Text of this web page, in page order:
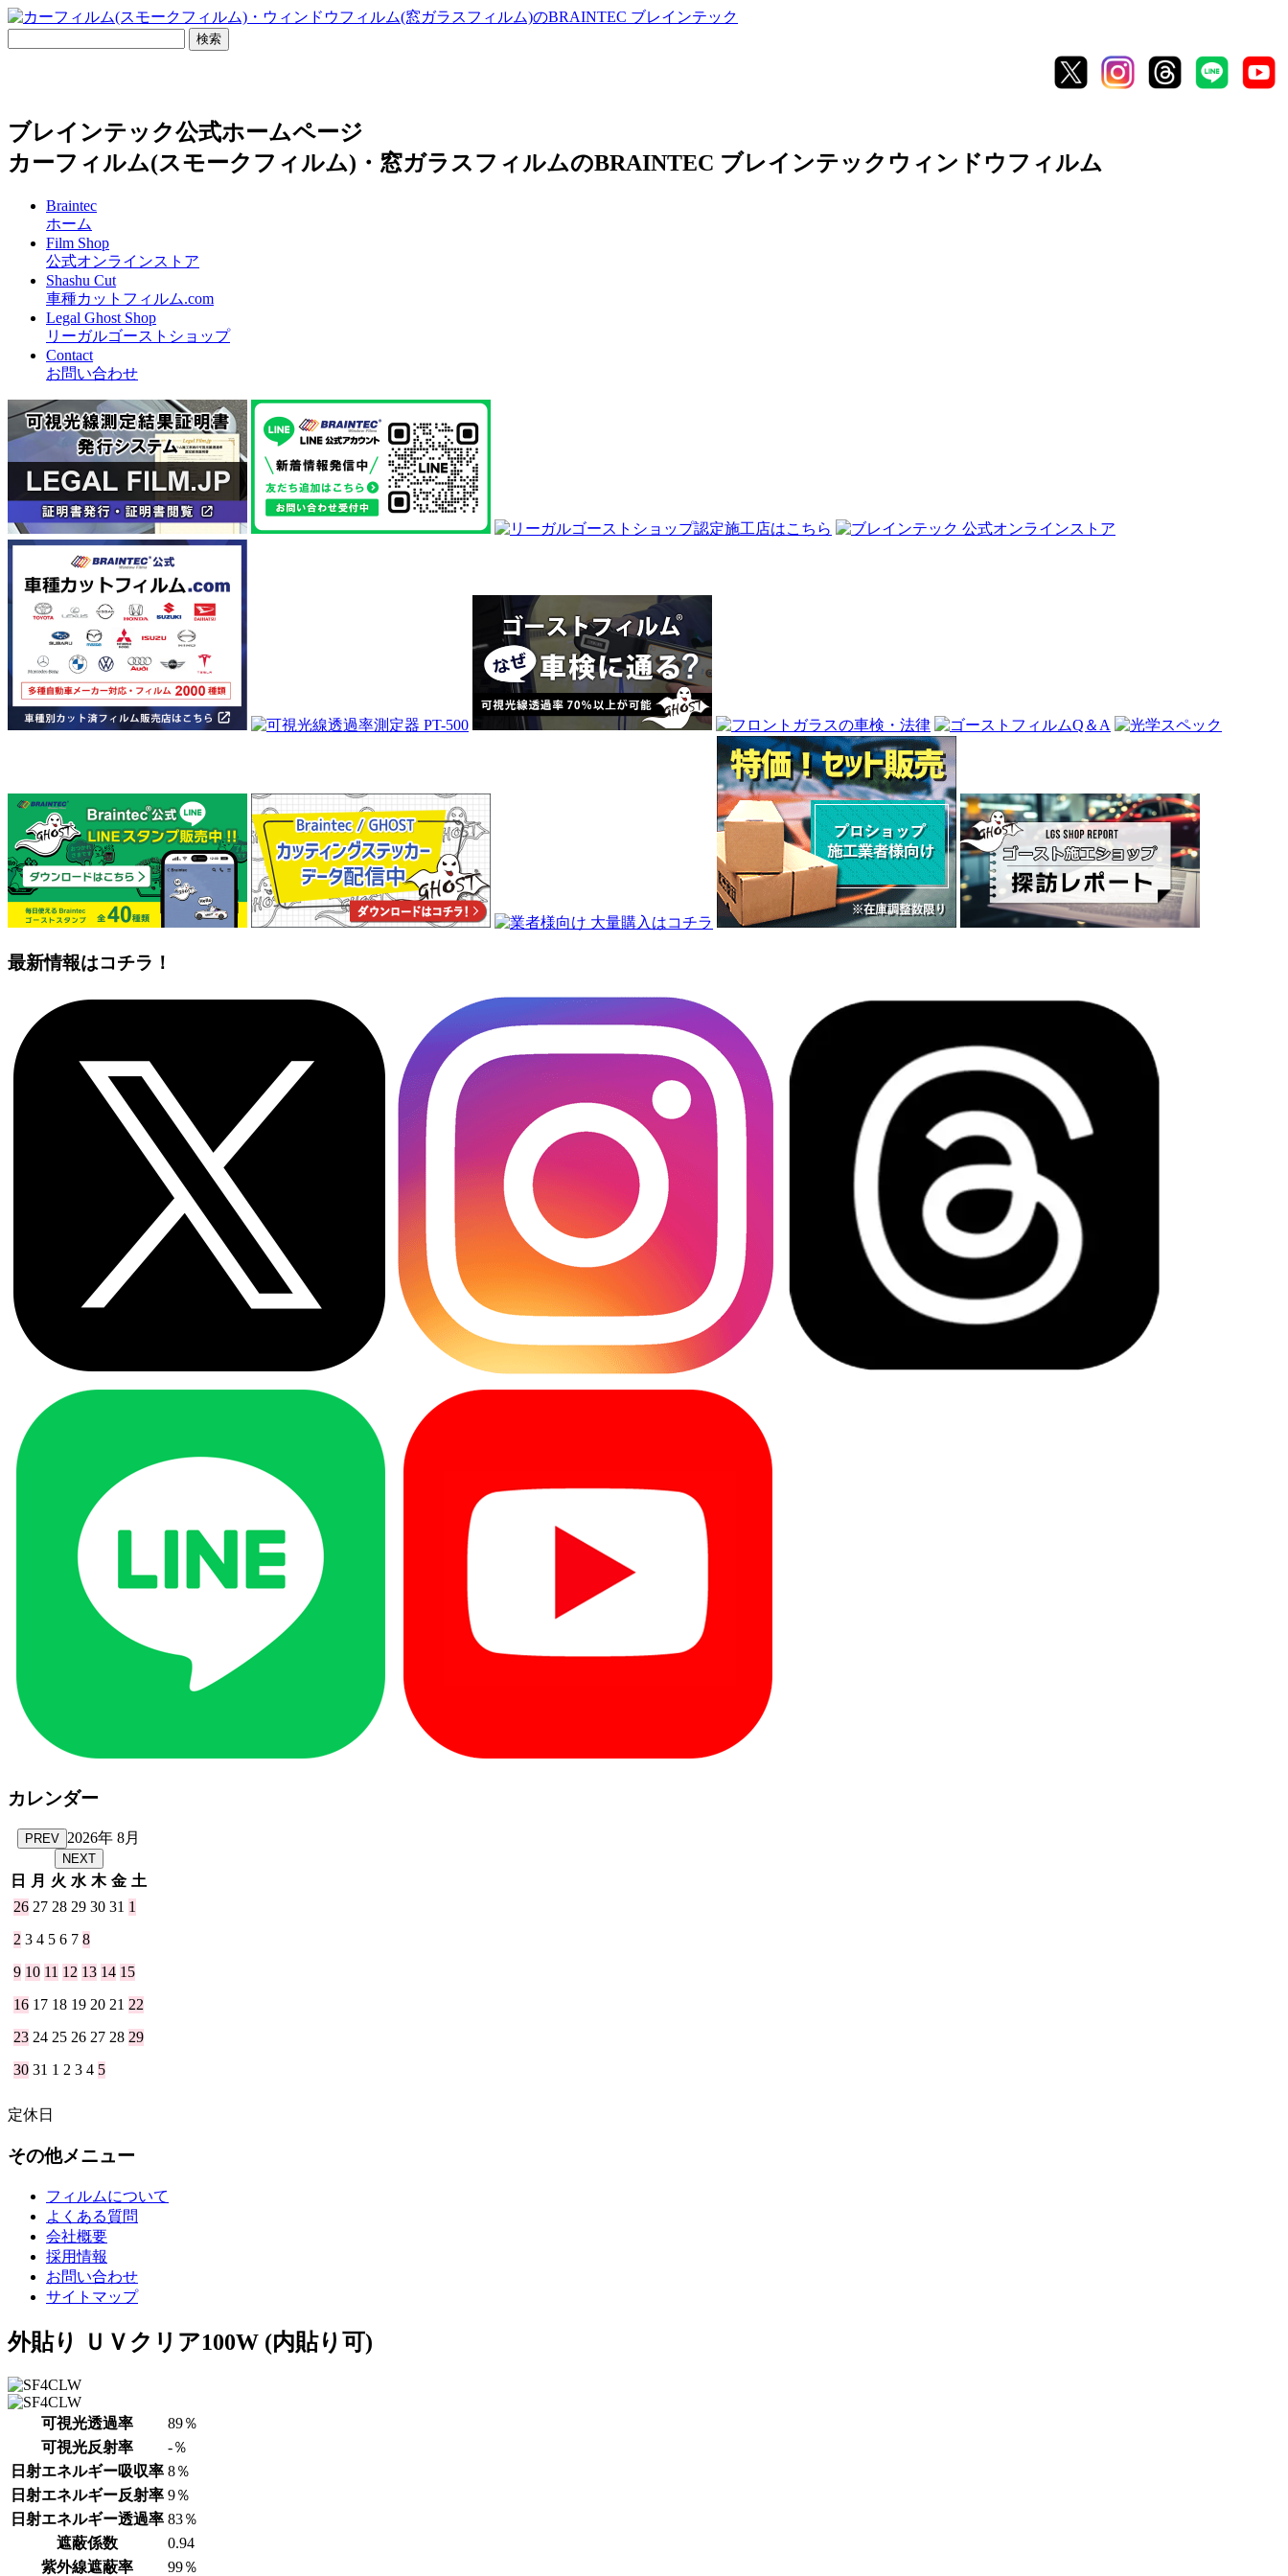
ブレインテック公式ホームページ
カーフィルム(スモークフィルム)・窓ガラスフィルムのBRAINTEC ブレインテックウィンドウフィルム
Braintec
ホーム
Film Shop
公式オンラインストア
Shashu Cut
車種カットフィルム.com
Legal Ghost Shop
リーガルゴーストショップ
Contact
お問い合わせ
最新情報はコチラ！
カレンダー
PREV 2026年 8月
NEXT
日 月 火 水 木 金 土
26 27 28 29 30 31 1
2 3 4 5 6 7 8
9 10 11 12 13 14 15
16 17 18 19 20 21 22
23 24 25 26 27 28 29
30 31 1 2 3 4 5
定休日
その他メニュー
フィルムについて
よくある質問
会社概要
採用情報
お問い合わせ
サイトマップ
外貼り ＵＶクリア100W (内貼り可)
可視光透過率
89％
可視光反射率
-％
日射エネルギー吸収率 8％
日射エネルギー反射率 9％
日射エネルギー透過率 83％
遮蔽係数
0.94
紫外線遮蔽率
99％